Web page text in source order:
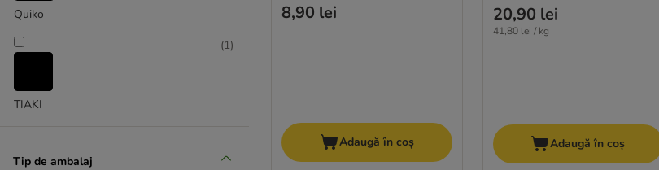
Quiko
TIAKI
(1)
Tip de ambalaj
8,90 lei
Adaugă în coș
20,90 lei
41,80 lei / kg
Adaugă în coș